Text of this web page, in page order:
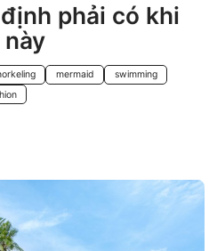
phải có khi
mermaid
swimming